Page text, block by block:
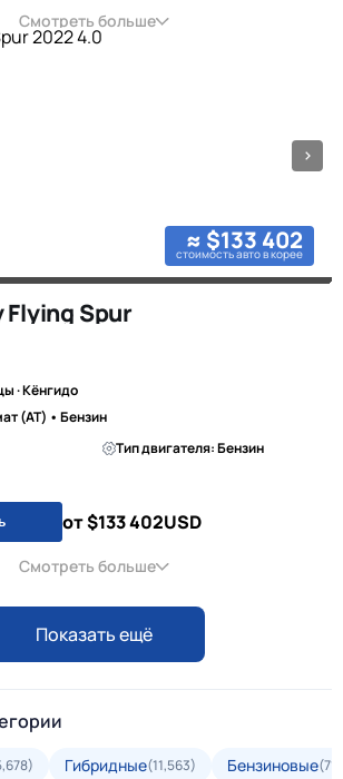
Смотреть больше
≈ $133 402
стоимость авто в корее
Spur
· Кёнгидо
(AT) • Бензин
Тип двигателя: Бензин
от $133 402USD
Смотреть больше
Показать ещё
Гибридные(11,563) Бензиновые